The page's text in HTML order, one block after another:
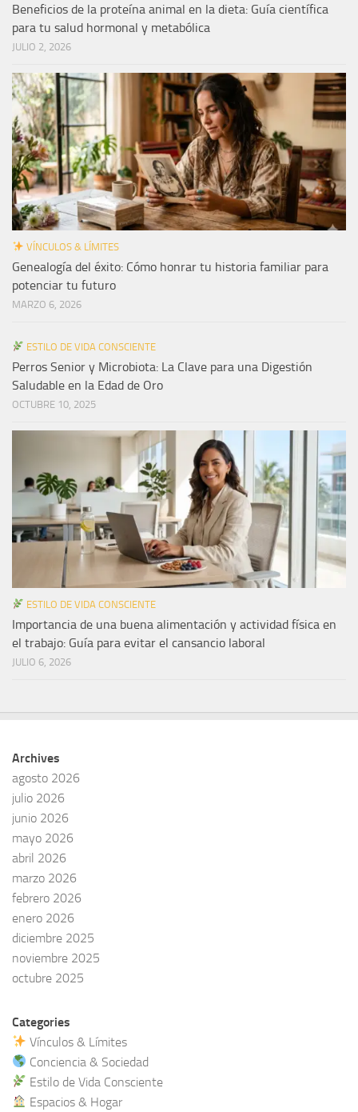
Beneficios de la proteína animal en la dieta: Guía científica
para tu salud hormonal y metabólica
JULIO 2, 2026
VÍNCULOS & LÍMITES
Genealogía del éxito: Cómo honrar tu historia familiar para
potenciar tu futuro
MARZO 6, 2026
ESTILO DE VIDA CONSCIENTE
Perros Senior y Microbiota: La Clave para una Digestión
Saludable en la Edad de Oro
OCTUBRE 10, 2025
ESTILO DE VIDA CONSCIENTE
Importancia de una buena alimentación y actividad física en
el trabajo: Guía para evitar el cansancio laboral
JULIO 6, 2026
Archives
agosto 2026
julio 2026
junio 2026
mayo 2026
abril 2026
marzo 2026
febrero 2026
enero 2026
diciembre 2025
noviembre 2025
octubre 2025
Categories
Vínculos & Límites
Conciencia & Sociedad
Estilo de Vida Consciente
Espacios & Hogar